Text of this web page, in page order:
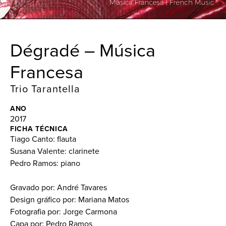
Dégradé – Música
Francesa
Trio Tarantella
ANO
2017
FICHA TÉCNICA
Tiago Canto: flauta
Susana Valente: clarinete
Pedro Ramos: piano
Gravado por: André Tavares
Design gráfico por: Mariana Matos
Fotografia por: Jorge Carmona
Capa por: Pedro Ramos